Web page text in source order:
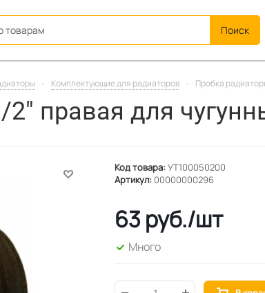
- Комплектующие для радиаторов - Пробка
правая для
Код товара: УТ100050200
Артикул: 00000000296
63 руб./шт
Много